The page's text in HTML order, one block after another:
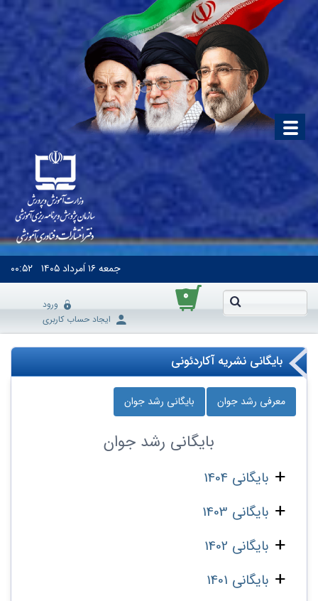
جمعه۱۶ اَمرداد ۱۴۰۵ ۰۰:۵۲
۰
ورود
ایجاد حساب کاربری
بایگانی نشریه آکاردئونی
معرفی رشد جوان بایگانی رشد جوان
بایگانی رشد جوان
بایگانی 1404
بایگانی 1403
بایگانی 1402
بایگانی 1401